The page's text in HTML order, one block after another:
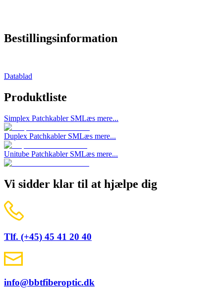
Bestillingsinformation
Datablad
Produktliste
Simplex Patchkabler SMLæs mere...
Duplex Patchkabler SMLæs mere...
Unitube Patchkabler SMLæs mere...
Vi sidder klar til at hjælpe dig
Tlf. (+45) 45 41 20 40
info@bbtfiberoptic.dk